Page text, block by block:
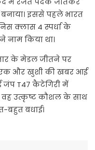
बनाया। इससे पहले भारत
क्लास 4 स्पर्धा के
किया था।
के मेडल जीतने पर
एक और खुशी की खबर आई
जंप T47 कैटेगिरी में
उत्कृष्ट कौशल के साथ
बहुत बधाई।